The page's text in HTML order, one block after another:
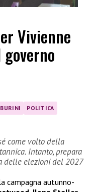
Vivienne
BURINI
POLITICA
come volto della
Intanto, prepara
delle elezioni del 2027
campagna autunno-